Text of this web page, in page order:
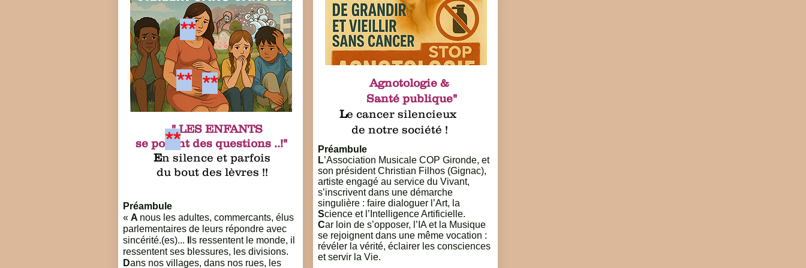
" LES ENFANTS
se posent des questions ..!"
En silence et parfois
du bout des lèvres !!
Préambule
« A nous les adultes, commercants, élus
parlementaires de leurs répondre avec
sincérité.(es)...
ls ressentent le monde, il
ressentent ses blessures, les divisions.
Dans nos villages, dans nos rues, les
**
** **
**
Agnotologie &
Santé publique"
Le cancer silencieux
de notre société !
Préambule
L’Association Musicale COP Gironde, et
son président Christian Filhos (Gignac),
artiste engagé au service du Vivant,
s’inscrivent dans une démarche
singulière : faire dialoguer l’Art, la
Science et l’Intelligence Artificielle.
Car loin de s’opposer, l’IA et la Musique
se rejoignent dans une même vocation :
révéler la vérité, éclairer les consciences
et servir la Vie.